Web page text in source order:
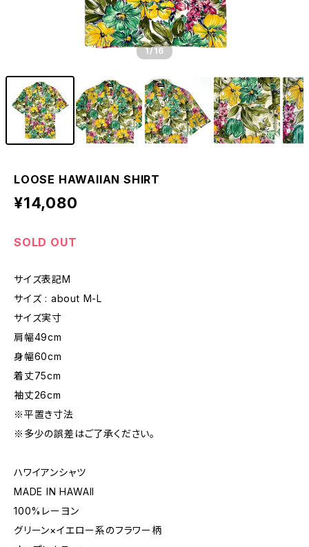
1/16
LOOSE HAWAIIAN SHIRT
¥14,080
SOLD OUT
サイズ表記M
サイズ : about M-L
サイズ実寸
肩幅49cm
身幅60cm
着丈75cm
袖丈26cm
※平置き寸法
※多少の誤差はご了承ください。
ハワイアンシャツ
MADE IN HAWAII
100%レーヨン
グリーン×イエロー系のフラワー柄